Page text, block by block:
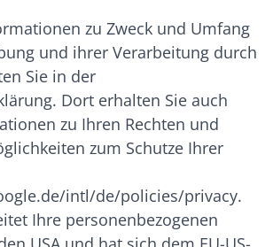
zu Zweck und Umfang
und ihrer Verarbeitung durch
Sie in der
Dort erhalten Sie auch
zu Ihren Rechten und
zum Schutze Ihrer
intl/de/policies/privacy.
Ihre personenbezogenen